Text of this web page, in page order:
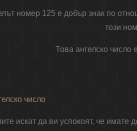
номер 125 е добър знак по
този
Това ангелско число
число
искат да ви успокоят, че имате